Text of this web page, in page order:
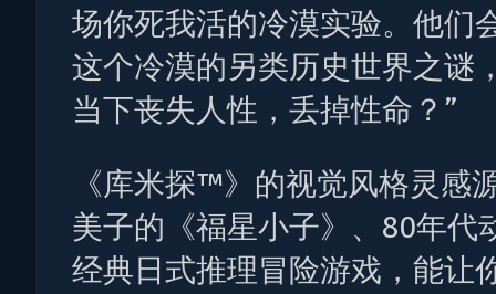
场你死我活的冷漠实验。他们
这个冷漠的另类历史世界之谜
当下丧失人性，丢掉性命？”
《库米探™》的视觉风格灵感
美子的《福星小子》、80年代
经典日式推理冒险游戏，能让